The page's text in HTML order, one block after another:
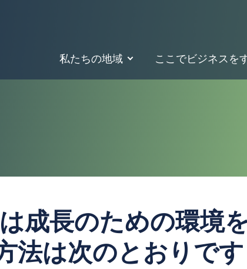
私たちの地域 ここでビジネスを
成長のための環境
法は次のとおりです